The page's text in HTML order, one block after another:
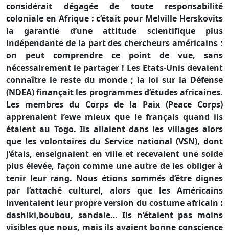
considérait dégagée de toute responsabilité
coloniale en Afrique : c’était pour Melville Herskovits
la garantie d’une attitude scientifique plus
indépendante de la part des chercheurs américains :
on peut comprendre ce point de vue, sans
nécessairement le partager ! Les Etats-Unis devaient
connaître le reste du monde ; la loi sur la Défense
(NDEA) finançait les programmes d’études africaines.
Les membres du Corps de la Paix (Peace Corps)
apprenaient l’ewe mieux que le français quand ils
étaient au Togo. Ils allaient dans les villages alors
que les volontaires du Service national (VSN), dont
j’étais, enseignaient en ville et recevaient une solde
plus élevée, façon comme une autre de les obliger à
tenir leur rang. Nous étions sommés d’être dignes
par l’attaché culturel, alors que les Américains
inventaient leur propre version du costume africain :
dashiki,boubou, sandale… Ils n’étaient pas moins
visibles que nous, mais ils avaient bonne conscience